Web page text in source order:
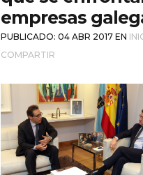
empresas
PUBLICADO: 04 ABR 2017 EN
COMPARTIR